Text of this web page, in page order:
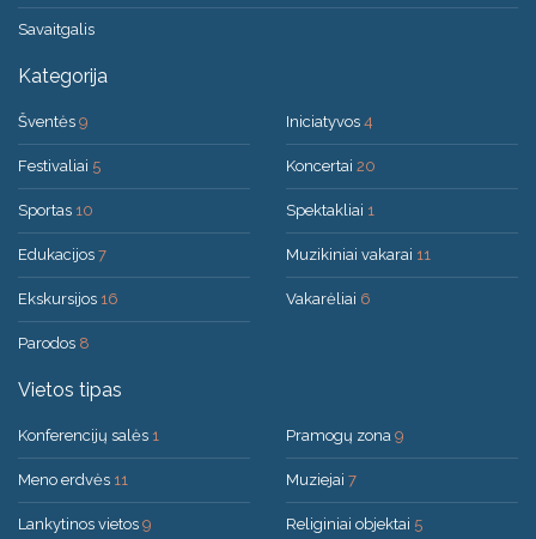
Savaitgalis
Kategorija
Šventės 9
Festivaliai 5
Sportas 10
Edukacijos 7
Ekskursijos 16
Parodos 8
Iniciatyvos 4
Koncertai 20
Spektakliai 1
Muzikiniai vakarai 11
Vakarėliai 6
Vietos tipas
Konferencijų salės 1
Meno erdvės 11
Lankytinos vietos 9
Pramogų zona 9
Muziejai 7
Religiniai objektai 5